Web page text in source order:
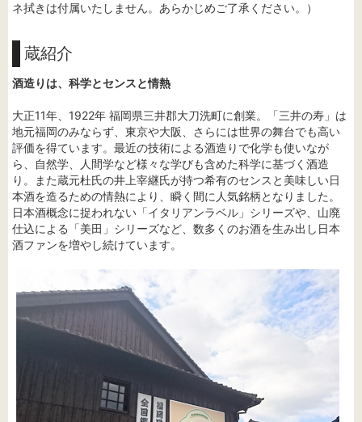
ネ拭きは付属いたしません。あらかじめご了承ください。）
蔵紹介
酒造りは、科学とセンスと情熱
大正11年、1922年 福岡県三井郡大刀洗町に創業。「三井の寿」は
地元福岡のみならず、東京や大阪、さらには世界の舞台でも高い
評価を得ています。最近の技術による酒造りで化学も使いなが
ら、自然学、人間学など様々な学びも含めた科学に基づく酒造
り。また蔵元杜氏の井上宰継氏が持つ希有のセンスと美味しい日
本酒を造るための情熱により、瞬く間に人気銘柄となりました。
日本酒概念に捉われない「イタリアンラベル」シリーズや、山廃
仕込による「美田」シリーズなど、数多くのお酒を生み出し日本
酒ファンを増やし続けています。